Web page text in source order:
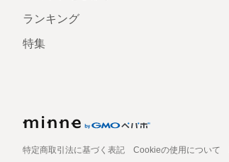
ランキング
特集
特定商取引法に基づく表記 Cookieの使用について